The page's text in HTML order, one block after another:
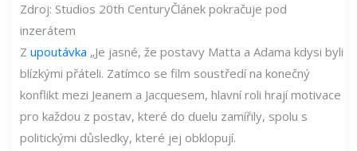
Zdroj: Studios 20th CenturyČlánek pokračuje pod
inzerátem
Z upoutávka „Je jasné, že postavy Matta a Adama kdysi byli
blízkými přáteli. Zatímco se film soustředí na konečný
konflikt mezi Jeanem a Jacquesem, hlavní roli hrají motivace
pro každou z postav, které do duelu zamířily, spolu s
politickými důsledky, které jej obklopují.